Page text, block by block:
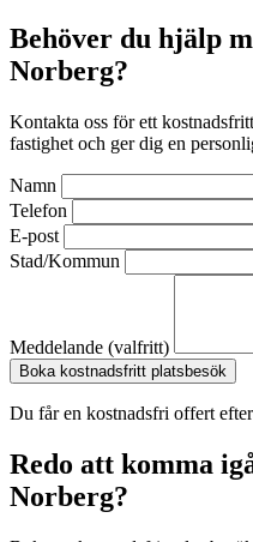
Behöver du hjälp
Norberg?
Kontakta oss för ett
fastighet och ger dig en
Namn
Telefon
E-post
Stad/Kommun
Meddelande (valfritt)
Boka kostnadsfritt platsbesök
Du får en kostnadsfri offert
Redo att komma
Norberg?